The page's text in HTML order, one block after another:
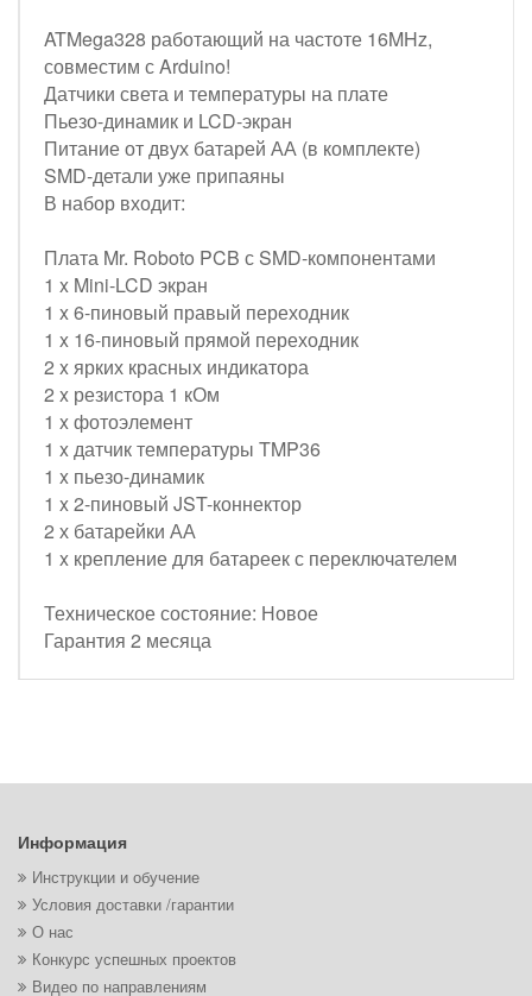
ATMega328 работающий на частоте 16MHz,
совместим с Arduino!
Датчики света и температуры на плате
Пьезо-динамик и LCD-экран
Питание от двух батарей АА (в комплекте)
SMD-детали уже припаяны
В набор входит:
Плата Mr. Roboto PCB с SMD-компонентами
1 x Mini-LCD экран
1 x 6-пиновый правый переходник
1 x 16-пиновый прямой переходник
2 x ярких красных индикатора
2 x резистора 1 кОм
1 x фотоэлемент
1 x датчик температуры TMP36
1 x пьезо-динамик
1 x 2-пиновый JST-коннектор
2 х батарейки АА
1 x крепление для батареек с переключателем
Техническое состояние: Новое
Гарантия 2 месяца
Информация
Инструкции и обучение
Условия доставки /гарантии
О нас
Конкурс успешных проектов
Видео по направлениям